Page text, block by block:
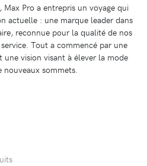
Pro a entrepris un voyage qui
actuelle : une marque leader dans
reconnue pour la qualité de nos
Tout a commencé par une
une vision visant à élever la mode
nouveaux sommets.